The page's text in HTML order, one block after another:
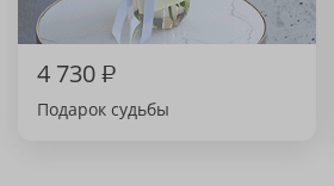
4 730₽
Подарок судьбы